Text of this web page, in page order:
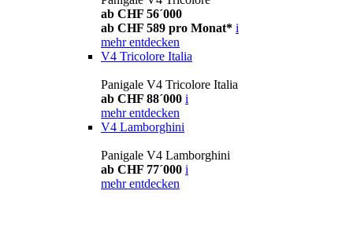
ab CHF 56´000
ab CHF 589 pro Monat* i
mehr entdecken
V4 Tricolore Italia
Panigale V4 Tricolore Italia
ab CHF 88´000 i
mehr entdecken
V4 Lamborghini
Panigale V4 Lamborghini
ab CHF 77´000 i
mehr entdecken